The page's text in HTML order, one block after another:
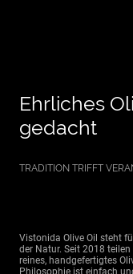
Ehrliches
gedacht
TRADITION TRIFFT
Vistonida Olive Oil steht
der Natur. Seit 2018
reines, handgefertigtes
Philosophie ist einfach